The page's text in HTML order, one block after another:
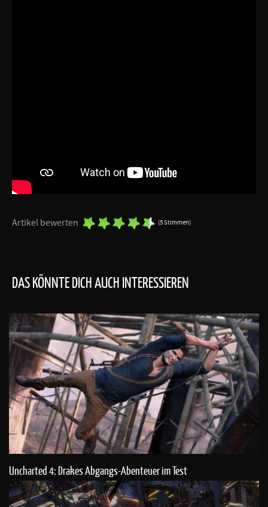
Artikel bewerten (5 Stimmen)
DAS KÖNNTE DICH AUCH INTERESSIEREN
Uncharted 4: Drakes Abgangs-Abenteuer im Test